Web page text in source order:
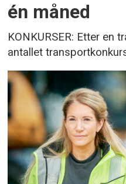
én måned
KONKURSER: Etter en
antallet